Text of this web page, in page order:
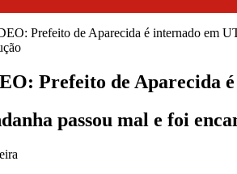
Prefeito de Aparecida
passou mal e foi